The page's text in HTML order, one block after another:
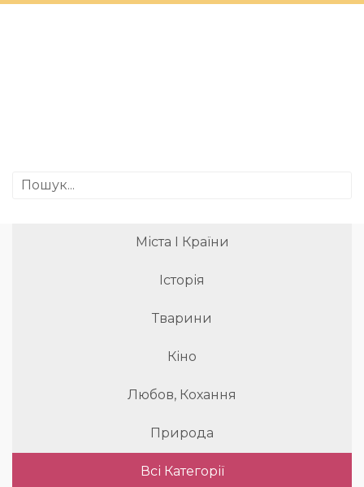
Міста І Країни
Історія
Тварини
Кіно
Любов, Кохання
Природа
Всі Категорії